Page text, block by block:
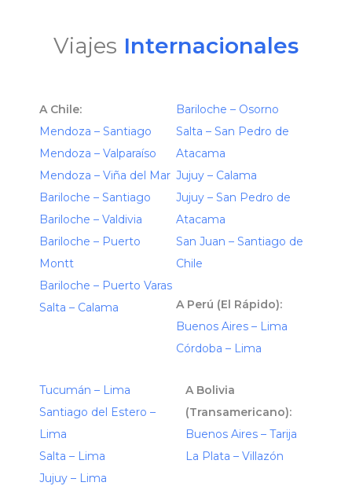
Viajes Internacionales
A Chile:
Mendoza – Santiago
Mendoza – Valparaíso
Mendoza – Viña del Mar
Bariloche – Santiago
Bariloche – Valdivia
Bariloche – Puerto
Montt
Bariloche – Puerto Varas
Salta – Calama
Bariloche – Osorno
Salta – San Pedro de
Atacama
Jujuy – Calama
Jujuy – San Pedro de
Atacama
San Juan – Santiago de
Chile
A Perú (El Rápido):
Buenos Aires – Lima
Córdoba – Lima
Tucumán – Lima
Santiago del Estero –
Lima
Salta – Lima
Jujuy – Lima
A Bolivia
(Transamericano):
Buenos Aires – Tarija
La Plata – Villazón